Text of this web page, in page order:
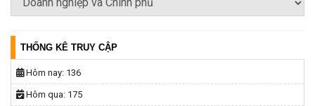
THỐNG KÊ TRUY CẬP
Hôm nay: 136
Hôm qua: 175